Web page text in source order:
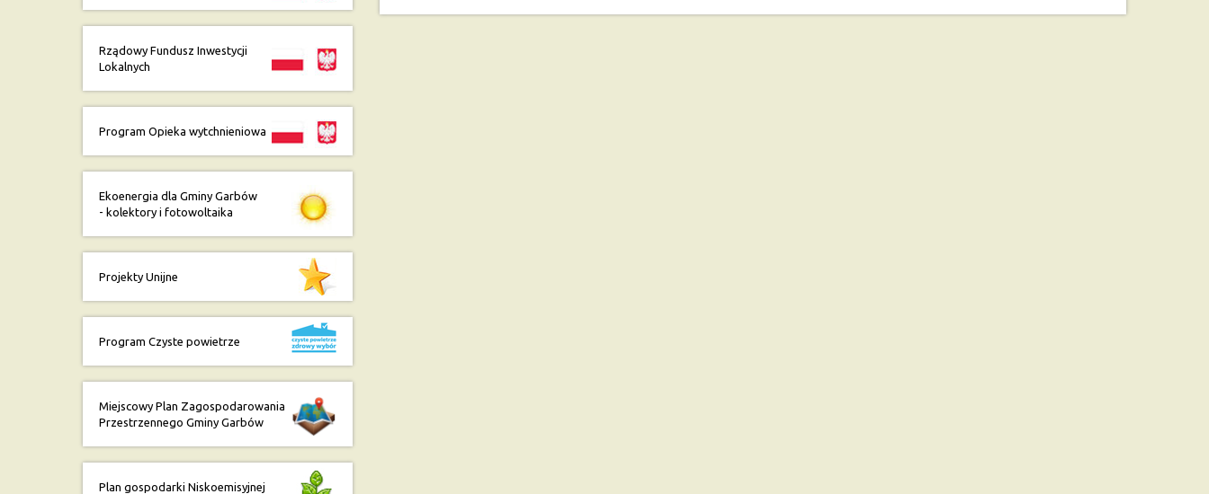
Rządowy Fundusz Inwestycji
Lokalnych
Program Opieka wytchnieniowa
Ekoenergia dla Gminy Garbów
- kolektory i fotowoltaika
Projekty Unijne
Program Czyste powietrze
Miejscowy Plan Zagospodarowania
Przestrzennego Gminy Garbów
Plan gospodarki Niskoemisyjnej